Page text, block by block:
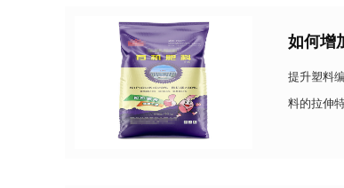
如何增
提升塑料
料的拉伸